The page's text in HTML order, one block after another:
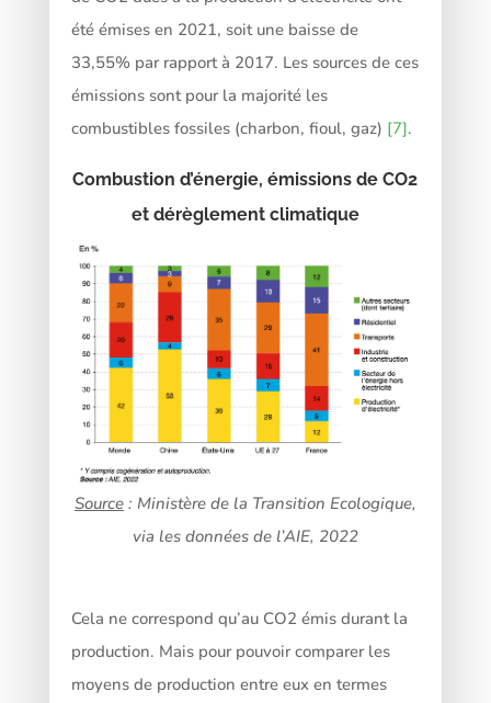
été émises en 2021, soit une baisse de
33,55% par rapport à 2017. Les sources de ces
émissions sont pour la majorité les
combustibles fossiles (charbon, fioul, gaz) [7].
Combustion d’énergie, émissions de CO2
et dérèglement climatique
Source: Ministère de la Transition Ecologique,
via les données de l’AIE, 2022
Cela ne correspond qu’au CO2 émis durant la
production. Mais pour pouvoir comparer les
moyens de production entre eux en termes